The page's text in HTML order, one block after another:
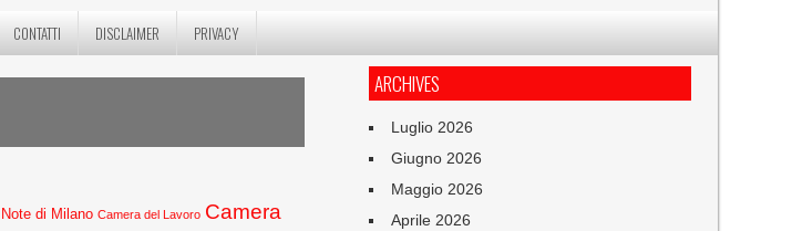
CONTATTI DISCLAIMER PRIVACY
di Milano Camera del Lavoro Camera
ARCHIVES
Luglio 2026
Giugno 2026
Maggio 2026
Aprile 2026